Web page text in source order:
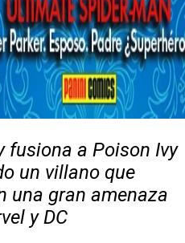
fusiona a Poison Ivy
un villano que
una gran amenaza
y DC